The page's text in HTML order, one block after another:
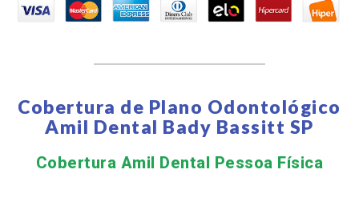
Cobertura de Plano Odontológico
Amil Dental Bady Bassitt SP
Cobertura Amil Dental Pessoa Física​